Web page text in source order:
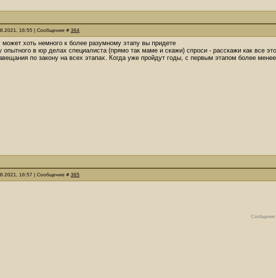
16:55 | Сообщение # 364
может хоть немного к более разумному этапу вы придете
в юр делах специалиста (прямо так маме и скажи) спроси - расскажи как все
по закону на всех этапах. Когда уже пройдут годы, с первым этапом более
16:57 | Сообщение # 365
Сообщение